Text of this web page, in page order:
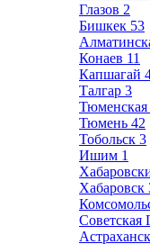
Глазов 2
Бишкек 53
Конаев 11
Капшагай
Талгар 3
Тюменская
Тюмень 42
Тобольск 3
Ишим 1
Хабаровск
Советская